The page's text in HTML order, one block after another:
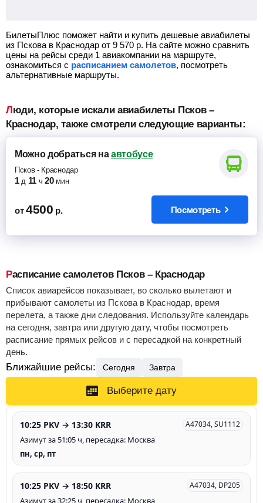
БилетыПлюс поможет найти и купить дешевые авиабилеты
из Пскова в Краснодар от 9 570 р. На сайте можно сравнить
цены на рейсы среди 1 авиакомпании на маршруте,
ознакомиться с расписанием самолетов, посмотреть
альтернативные маршруты.
Люди, которые искали авиабилеты Псков –
Краснодар, также смотрели следующие варианты:
Можно добратьсяна автобусе
Псков- Краснодар
1 д 11 ч 20 мин
от 4500 р. Посмотреть
Расписание самолетов Псков – Краснодар
Список авиарейсов показывает, во сколько вылетают и
прибывают самолеты из Пскова в Краснодар, время
перелета, а также дни следования. Используйте календарь
на сегодня, завтра или другую дату, чтобы посмотреть
расписание прямых рейсов и с пересадкой на конкретный
день.
Ближайшие рейсы: Сегодня Завтра
Выберите дату
10:25 PKV → 13:30 KRR A47034, SU1112
Азимут за 51:05 ч, пересадка: Москва
пн, ср, пт
10:25 PKV → 18:50 KRR A47034, DP205
Азимут за 32:25 ч, пересадка: Москва